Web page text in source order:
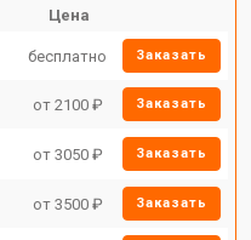
Цена
бесплатно Заказать
от 2100 ₽ Заказать
от 3050 ₽ Заказать
от 3500 ₽ Заказать